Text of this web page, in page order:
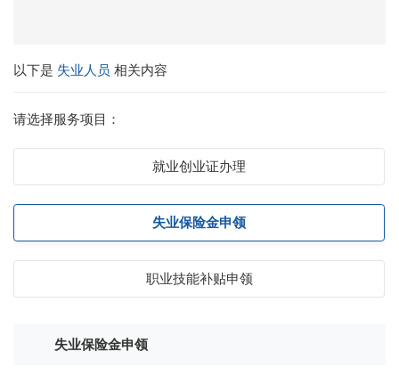
以下是 失业人员相关内容
请选择服务项目：
就业创业证办理
失业保险金申领
职业技能补贴申领
失业保险金申领